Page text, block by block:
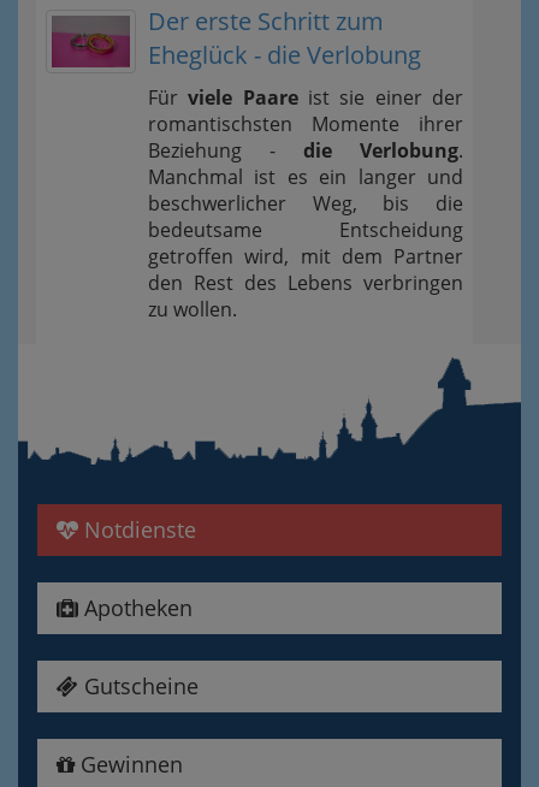
Der erste Schritt zum
Eheglück - die Verlobung
Fürviele Paareist sie einer der
romantischsten Momente ihrer
Beziehung - die Verlobung.
Manchmal ist es ein langer und
beschwerlicher Weg, bis die
bedeutsame Entscheidung
getroffen wird, mit dem Partner
den Rest des Lebens verbringen
zu wollen.
Notdienste
Apotheken
Gutscheine
Gewinnen